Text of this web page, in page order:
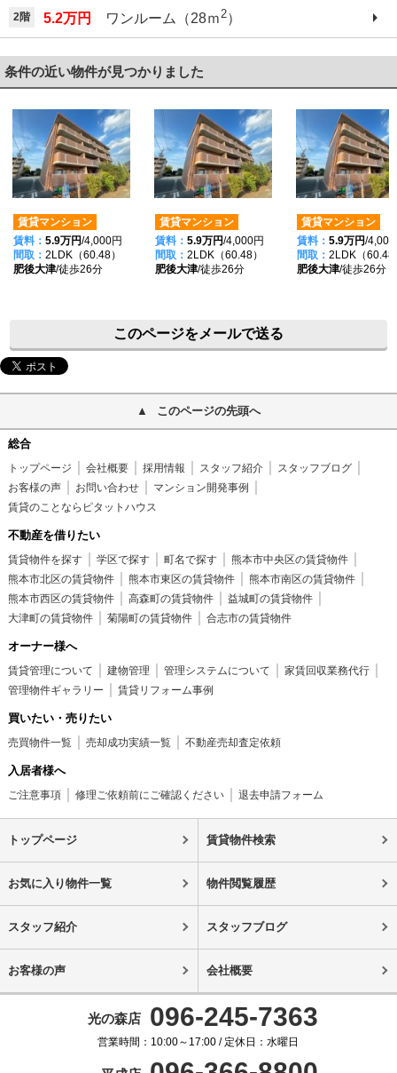
2階 5.2万円 ワンルーム（28ｍ2）
条件の近い物件が見つかりました
賃貸マンション
賃料： 5.9万円/4,000円
間取： 2LDK（60.48）
肥後大津/徒歩26分
賃貸マンション
賃料： 5.9万円/4,000円
間取： 2LDK（60.48）
肥後大津/徒歩26分
賃貸マンション
賃料： 5.9万円/4,000
間取： 2LDK（60.48
肥後大津/徒歩26分
このページをメールで送る
このページの先頭へ
総合
トップページ 会社概要 採用情報 スタッフ紹介
スタッフブログ
お客様の声
お問い合わせ
マンション開発事例
賃貸のことならピタットハウス
不動産を借りたい
賃貸物件を探す 学区で探す 町名で探す
熊本市中央区の賃貸物件
熊本市北区の賃貸物件
熊本市東区の賃貸物件
熊本市南区の賃貸物件
熊本市西区の賃貸物件
高森町の賃貸物件
益城町の賃貸物件
大津町の賃貸物件
菊陽町の賃貸物件 合志市の賃貸物件
オーナー様へ
賃貸管理について 建物管理 管理システムについて
家賃回収業務代行
管理物件ギャラリー
賃貸リフォーム事例
買いたい・売りたい
売買物件一覧 売却成功実績一覧 不動産売却査定依頼
入居者様へ
ご注意事項 修理ご依頼前にご確認ください 退去申請フォーム
トップページ 賃貸物件検索
お気に入り物件一覧 物件閲覧履歴
スタッフ紹介 スタッフブログ
お客様の声 会社概要
光の森店 096-245-7363
営業時間：10:00～17:00 / 定休日：水曜日